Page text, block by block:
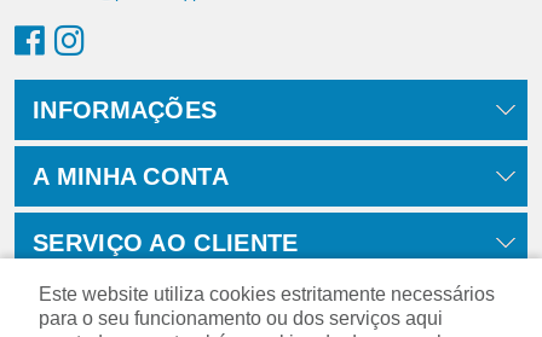
INFORMAÇÕES
A MINHA CONTA
SERVIÇO AO CLIENTE
Este website utiliza cookies estritamente necessários
para o seu funcionamento ou dos serviços aqui